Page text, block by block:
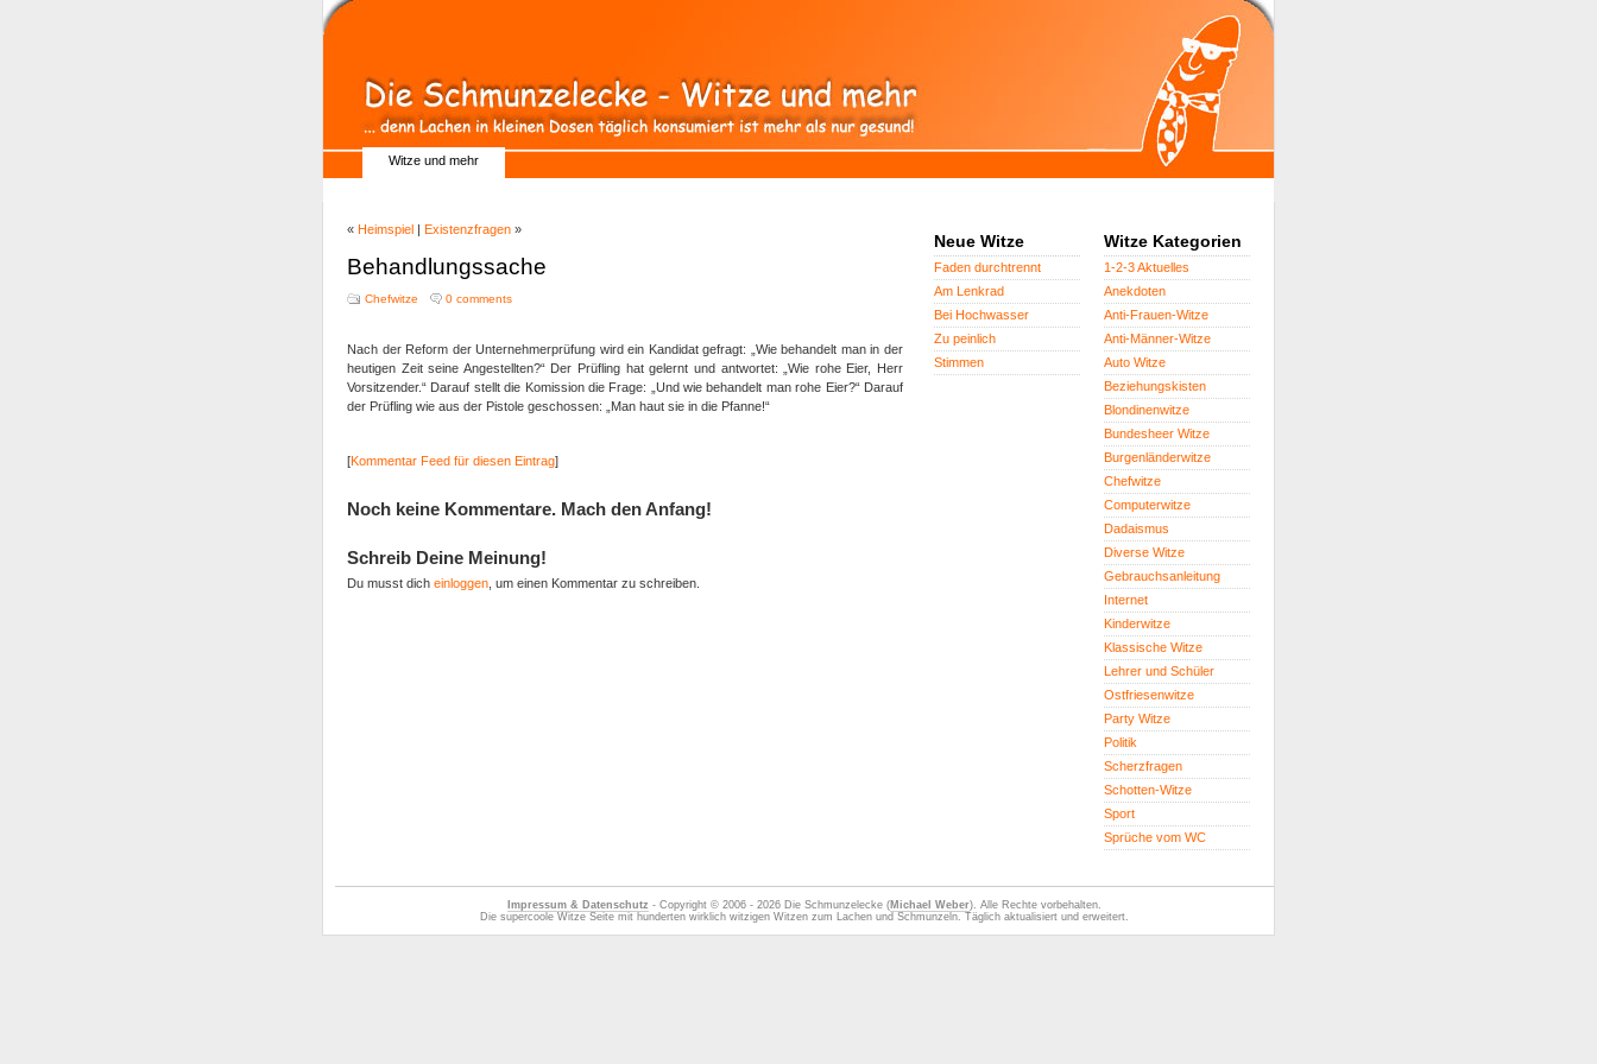
Witze und mehr
« Heimspiel | Existenzfragen »
Behandlungssache
Chefwitze 0 comments
Nach der Reform der Unternehmerprüfung wird ein Kandidat gefragt: „Wie behandelt man in der
heutigen Zeit seine Angestellten?“ Der Prüfling hat gelernt und antwortet: „Wie rohe Eier, Herr
Vorsitzender.“ Darauf stellt die Komission die Frage: „Und wie behandelt man rohe Eier?“ Darauf
der Prüfling wie aus der Pistole geschossen: „Man haut sie in die Pfanne!“
[Kommentar Feed für diesen Eintrag]
Noch keine Kommentare. Mach den Anfang!
Schreib Deine Meinung!
Du musst dich einloggen , um einen Kommentar zu schreiben.
Witze Kategorien
1-2-3 Aktuelles
Anekdoten
Anti-Frauen-Witze
Anti-Männer-Witze
Auto Witze
Beziehungskisten
Blondinenwitze
Bundesheer Witze
Burgenländerwitze
Chefwitze
Computerwitze
Dadaismus
Diverse Witze
Gebrauchsanleitung
Internet
Kinderwitze
Klassische Witze
Lehrer und Schüler
Ostfriesenwitze
Party Witze
Politik
Scherzfragen
Schotten-Witze
Sport
Sprüche vom WC
Neue Witze
Faden durchtrennt
Am Lenkrad
Bei Hochwasser
Zu peinlich
Stimmen
Impressum & Datenschutz - Copyright © 2006 - 2026 Die Schmunzelecke (Michael Weber). Alle Rechte vorbehalten.
Die supercoole Witze Seite mit hunderten wirklich witzigen Witzen zum Lachen und Schmunzeln. Täglich aktualisiert und erweitert.